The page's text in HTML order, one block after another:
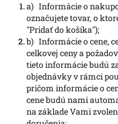
a) Informácie o
označujete tovar, o
"Pridať do košíka");
b) Informácie o cene,
celkovej ceny a
tieto informácie budú
objednávky v rámci
pričom informácie o
cene budú nami
na základe Vami